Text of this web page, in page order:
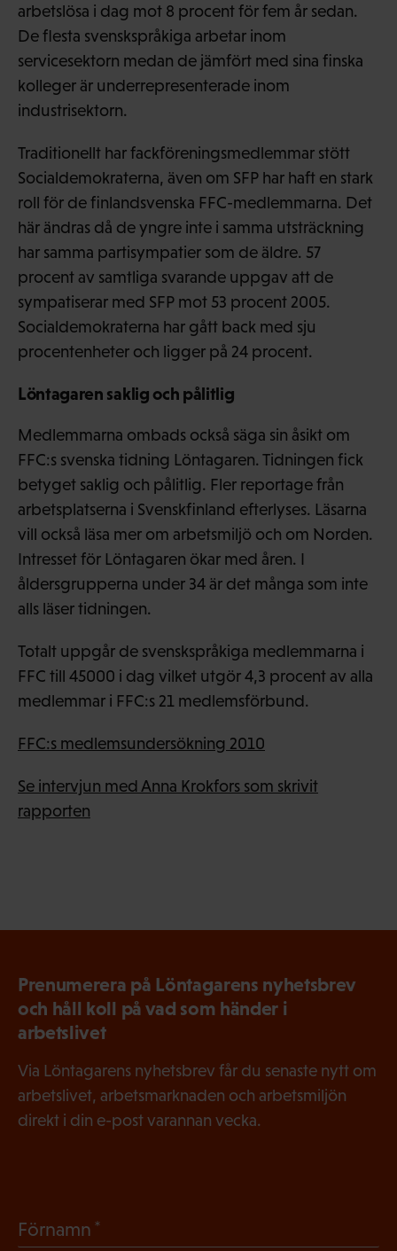
arbetslösa i dag mot 8 procent för fem år sedan.
De flesta svenskspråkiga arbetar inom
servicesektorn medan de jämfört med sina finska
kolleger är underrepresenterade inom
industrisektorn.
Traditionellt har fackföreningsmedlemmar stött
Socialdemokraterna, även om SFP har haft en stark
roll för de finlandsvenska FFC-medlemmarna. Det
här ändras då de yngre inte i samma utsträckning
har samma partisympatier som de äldre. 57
procent av samtliga svarande uppgav att de
sympatiserar med SFP mot 53 procent 2005.
Socialdemokraterna har gått back med sju
procentenheter och ligger på 24 procent.
Löntagaren saklig och pålitlig
Medlemmarna ombads också säga sin åsikt om
FFC:s svenska tidning Löntagaren. Tidningen fick
betyget saklig och pålitlig. Fler reportage från
arbetsplatserna i Svenskfinland efterlyses. Läsarna
vill också läsa mer om arbetsmiljö och om Norden.
Intresset för Löntagaren ökar med åren. I
åldersgrupperna under 34 är det många som inte
alls läser tidningen.
Totalt uppgår de svenskspråkiga medlemmarna i
FFC till 45000 i dag vilket utgör 4,3 procent av alla
medlemmar i FFC:s 21 medlemsförbund.
FFC:s medlemsundersökning 2010
Se intervjun med Anna Krokfors som skrivit
rapporten
Prenumerera på Löntagarens nyhetsbrev
och håll koll på vad som händer i
arbetslivet
Via Löntagarens nyhetsbrev får du senaste nytt om
arbetslivet, arbetsmarknaden och arbetsmiljön
direkt i din e-post varannan vecka.
Förnamn